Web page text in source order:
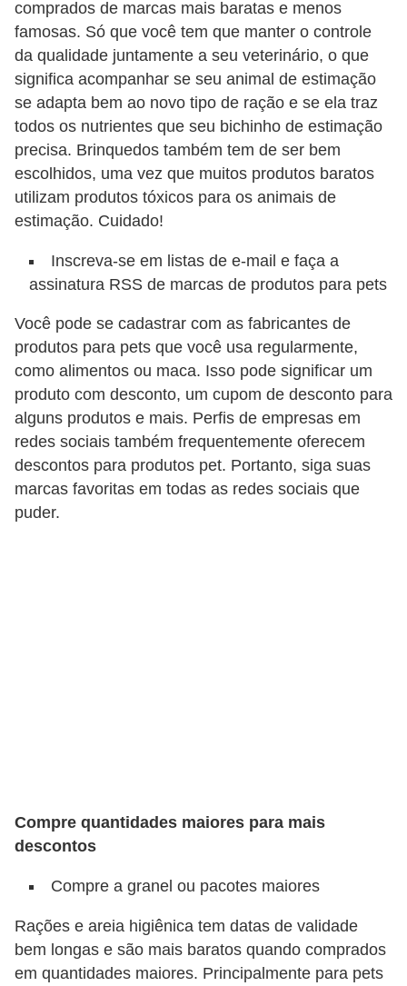
comprados de marcas mais baratas e menos
famosas. Só que você tem que manter o controle
da qualidade juntamente a seu veterinário, o que
significa acompanhar se seu animal de estimação
se adapta bem ao novo tipo de ração e se ela traz
todos os nutrientes que seu bichinho de estimação
precisa. Brinquedos também tem de ser bem
escolhidos, uma vez que muitos produtos baratos
utilizam produtos tóxicos para os animais de
estimação. Cuidado!
Inscreva-se em listas de e-mail e faça a
assinatura RSS de marcas de produtos para pets
Você pode se cadastrar com as fabricantes de
produtos para pets que você usa regularmente,
como alimentos ou maca. Isso pode significar um
produto com desconto, um cupom de desconto para
alguns produtos e mais. Perfis de empresas em
redes sociais também frequentemente oferecem
descontos para produtos pet. Portanto, siga suas
marcas favoritas em todas as redes sociais que
puder.
Compre quantidades maiores para mais
descontos
Compre a granel ou pacotes maiores
Rações e areia higiênica tem datas de validade
bem longas e são mais baratos quando comprados
em quantidades maiores. Principalmente para pets
c
o
A
v
e
o
n
a
m
e
n
t
a
i
s
r
o
s
c
a